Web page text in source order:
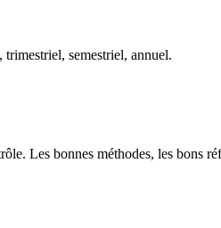
semestriel, annuel.
Les bonnes méthodes, les bons